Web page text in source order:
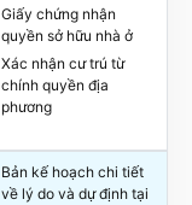
Giấy chứng nhận
quyền sở hữu nhà ở
Xác nhận cư trú từ
chính quyền địa
phương
Bản kế hoạch chi tiết
về lý do và dự định tại